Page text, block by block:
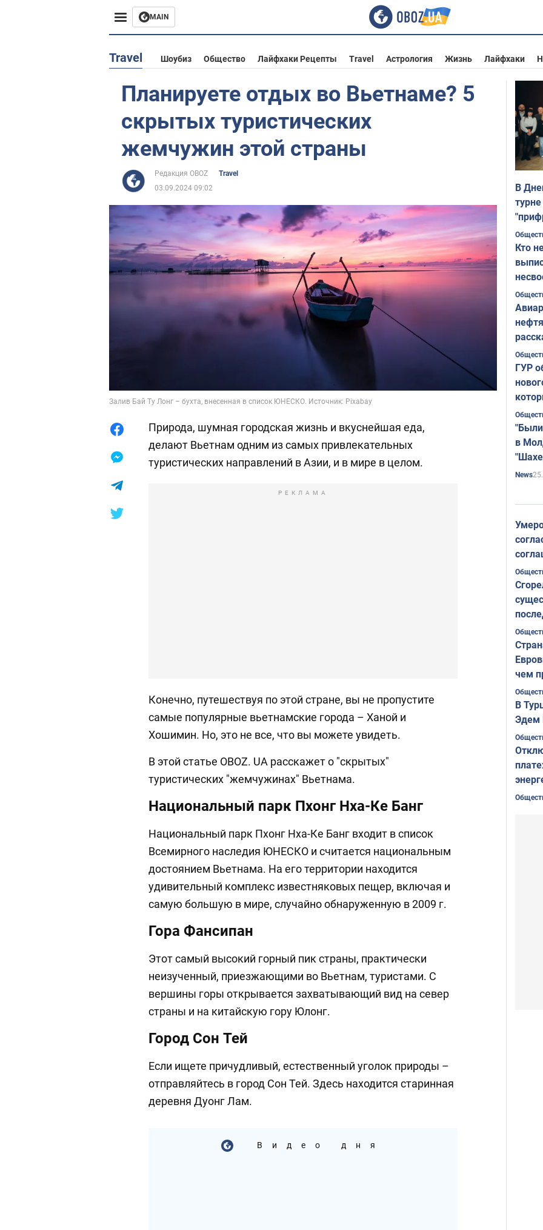
MAIN
Европа
Жизнь
Travel Шоубиз Общество Лайфхаки Рецепты Travel Астрология Жизнь Лайфхаки
Планируете отдых во Вьетнаме? 5
скрытых туристических
жемчужин этой страны
Редакция OBOZ
Travel
03.09.2024 09:02
Залив Бай Ту Лонг – бухта, внесенная в список ЮНЕСКО. Источник: Pixabay
Природа, шумная городская жизнь и вкуснейшая еда,
делают Вьетнам одним из самых привлекательных
туристических направлений в Азии, и в мире в целом.
РЕКЛАМА
Конечно, путешествуя по этой стране, вы не пропустите
самые популярные вьетнамские города – Ханой и
Хошимин. Но, это не все, что вы можете увидеть.
В этой статье OBOZ. UA расскажет о "скрытых"
туристических "жемчужинах" Вьетнама.
Национальный парк Пхонг Нха-Ке Банг
Национальный парк Пхонг Нха-Ке Банг входит в список
Всемирного наследия ЮНЕСКО и считается национальным
достоянием Вьетнама. На его территории находится
удивительный комплекс известняковых пещер, включая и
самую большую в мире, случайно обнаруженную в 2009 г.
Гора Фансипан
Этот самый высокий горный пик страны, практически
неизученный, приезжающими во Вьетнам, туристами. С
вершины горы открывается захватывающий вид на север
страны и на китайскую гору Юлонг.
Город Сон Тей
Если ищете причудливый, естественный уголок природы –
отправляйтесь в город Сон Тей. Здесь находится старинная
деревня Дуонг Лам.
Видео дня
В
Кто
ГУР
в
News
чем
В
Эдем